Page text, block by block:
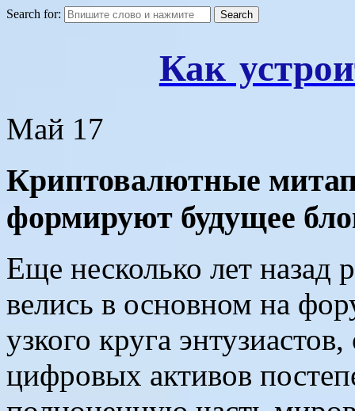
Search for:
Как
Май 17
Криптовалютные
формируют будущее
Еще несколько лет назад
велись в основном на
узкого круга
цифровых активов